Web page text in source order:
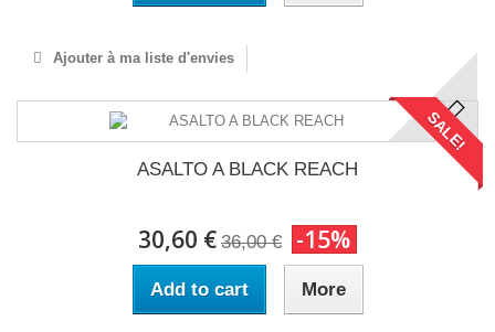
Ajouter à ma liste d'envies
SALE!
ASALTO A BLACK REACH
30,60 € 36,00 € -15%
Add to cart More